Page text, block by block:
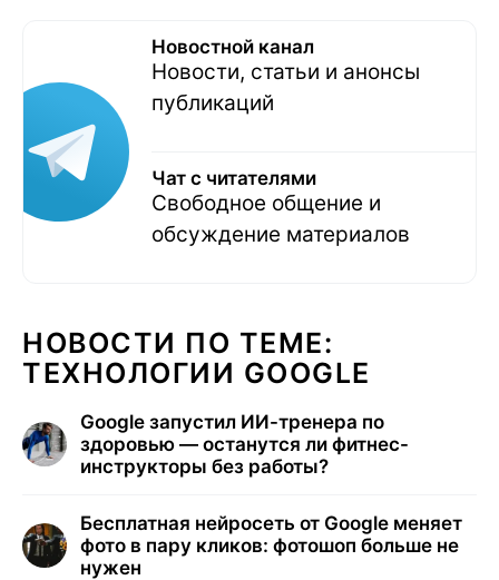
Новостной канал
Новости, статьи и анонсы
публикаций
Чат с читателями
Свободное общение и
обсуждение материалов
НОВОСТИ ПО ТЕМЕ:
ТЕХНОЛОГИИ GOOGLE
Google запустил ИИ-тренера по
здоровью — останутся ли фитнес-
инструкторы без работы?
Бесплатная нейросеть от Google меняет
фото в пару кликов: фотошоп больше не
нужен